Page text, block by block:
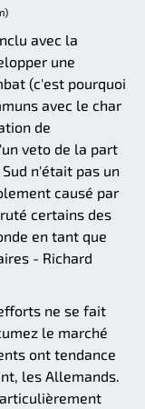
avec la
une
(c'est pourquoi
avec le char
de
veto de la part
n'était pas un
causé par
certains des
en tant que
- Richard
ne se fait
le marché
ont tendance
les Allemands.